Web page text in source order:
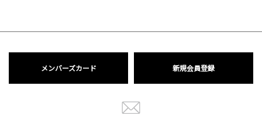
メンバーズカード 新規会員登録